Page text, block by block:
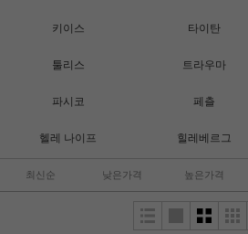
키이스 타이탄
툴리스 트라우마
파시코 페츨
헬레 나이프 힐레베르그
최신순 낮은가격 높은가격